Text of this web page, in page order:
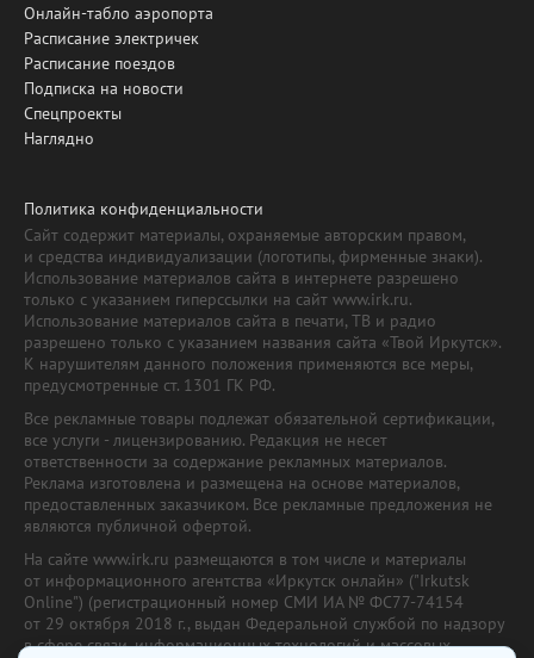
Онлайн-табло аэропорта
Расписание электричек
Расписание поездов
Подписка на новости
Спецпроекты
Наглядно
Политика конфиденциальности
Сайт содержит материалы, охраняемые авторским правом,
и средства индивидуализации (логотипы, фирменные знаки).
Использование материалов сайта в интернете разрешено
только с указанием гиперссылки на сайт www.irk.ru.
Использование материалов сайта в печати, ТВ и радио
разрешено только с указанием названия сайта «Твой Иркутск».
К нарушителям данного положения применяются все меры,
предусмотренные ст. 1301 ГК РФ.
Все рекламные товары подлежат обязательной сертификации,
все услуги - лицензированию. Редакция не несет
ответственности за содержание рекламных материалов.
Реклама изготовлена и размещена на основе материалов,
предоставленных заказчиком. Все рекламные предложения не
являются публичной офертой.
На сайте www.irk.ru размещаются в том числе и материалы
от информационного агентства «Иркутск онлайн» ("Irkutsk
Online") (регистрационный номер СМИ ИА № ФС77-74154
от 29 октября 2018 г., выдан Федеральной службой по надзору
в сфере связи, информационных технологий и массовых